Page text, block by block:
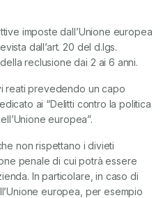
imposte dall’Unione europea
dall’art. 20 del d.lgs.
reclusione dai 2 ai 6 anni.
reati prevedendo un capo
ai “Delitti contro la politica
europea”.
non rispettano i divieti
penale di cui potrà essere
In particolare, in caso di
europea, per esempio